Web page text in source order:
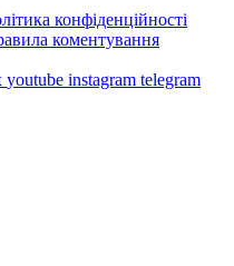
конфіденційності
коментування
youtube instagram telegram